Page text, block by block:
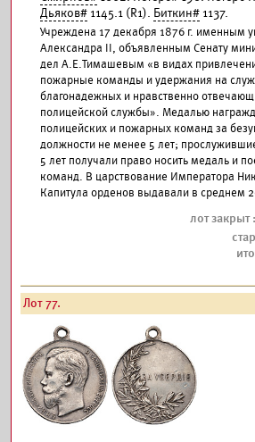
Дьяков# 1145.1 (R1). Биткин# 1137.
Учреждена 17 декабря 1876 г. именным
Александра II, объявленным Сенату
дел А.Е.Тимашевым «в видах
пожарные команды и удержания на
благонадежных и нравственно
полицейской службы». Медалью
полицейских и пожарных команд за
должности не менее 5 лет;
5 лет получали право носить медаль и
команд. В царствование Императора
Капитула орденов выдавали в среднем
Лот 77.